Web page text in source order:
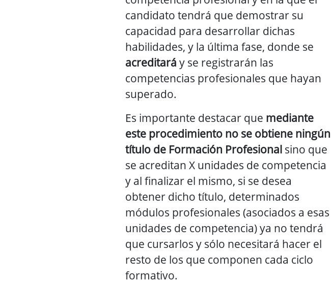
candidato tendrá que demostrar su
capacidad para desarrollar dichas
habilidades, y la última fase, donde se
acreditará y se registrarán las
competencias profesionales que hayan
superado.
Es importante destacar que mediante
este procedimiento no se obtiene ningún
título de Formación Profesional sino que
se acreditan X unidades de competencia
y al finalizar el mismo, si se desea
obtener dicho título, determinados
módulos profesionales (asociados a esas
unidades de competencia) ya no tendrá
que cursarlos y sólo necesitará hacer el
resto de los que componen cada ciclo
formativo.